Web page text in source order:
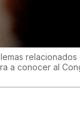
a conocer al